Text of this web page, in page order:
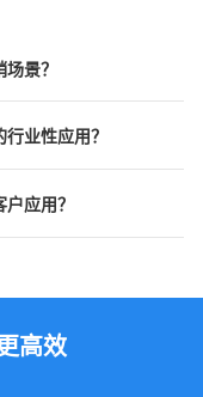
景？
业性应用？
应用？
高效